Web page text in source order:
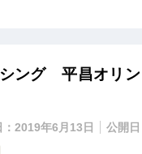
シング 平昌オリ
：2019年6月13日 公開